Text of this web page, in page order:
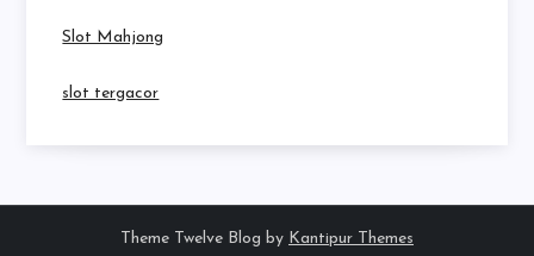
Slot Mahjong
slot tergacor
Theme Twelve Blog by Kantipur Themes